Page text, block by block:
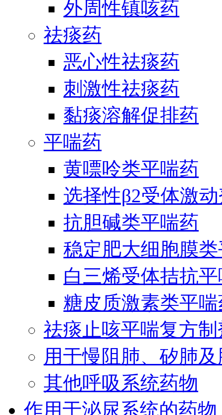
外周性镇咳药
祛痰药
恶心性祛痰药
刺激性祛痰药
黏痰溶解促排药
平喘药
黄嘌呤类平喘药
选择性β2受体激
抗胆碱类平喘药
稳定肥大细胞膜
白三烯受体拮抗
糖皮质激素类平
祛痰止咳平喘复方制
用于慢阻肺、矽肺
其他呼吸系统药物
作用于泌尿系统的药物